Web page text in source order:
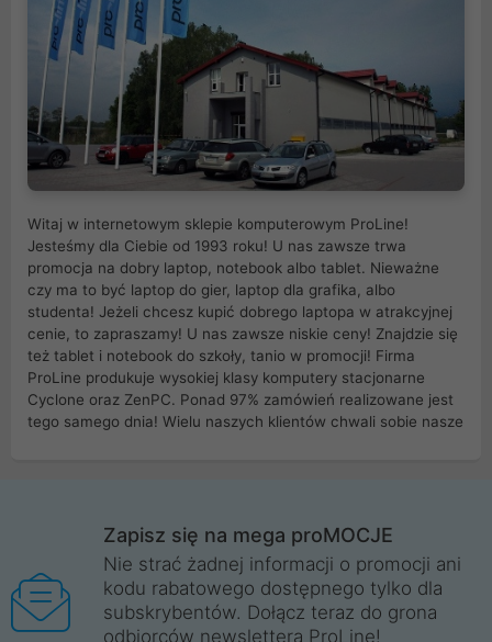
Witaj w internetowym sklepie komputerowym ProLine!
Jesteśmy dla Ciebie od 1993 roku! U nas zawsze trwa
promocja na dobry laptop, notebook albo tablet. Nieważne
czy ma to być laptop do gier, laptop dla grafika, albo
studenta! Jeżeli chcesz kupić dobrego laptopa w atrakcyjnej
cenie, to zapraszamy! U nas zawsze niskie ceny! Znajdzie się
też tablet i notebook do szkoły, tanio w promocji! Firma
ProLine produkuje wysokiej klasy komputery stacjonarne
Cyclone oraz ZenPC. Ponad 97% zamówień realizowane jest
tego samego dnia! Wielu naszych klientów chwali sobie nasze
Wrocław, Poznań, Legnica, Katowice, Gliwice, Kalisz, Bytom,
Trzebnica, Opole. Szybka i profesjonalna obsługa!
ProLine to polska firma ze 100% polskim kapitałem. Działamy
legalnie i płacimy podatki w naszym kraju! Posiadamy siedzibę
Zapisz się na mega proMOCJE
Nie strać żadnej informacji o promocji ani
kodu rabatowego dostępnego tylko dla
subskrybentów. Dołącz teraz do grona
odbiorców newslettera ProLine!